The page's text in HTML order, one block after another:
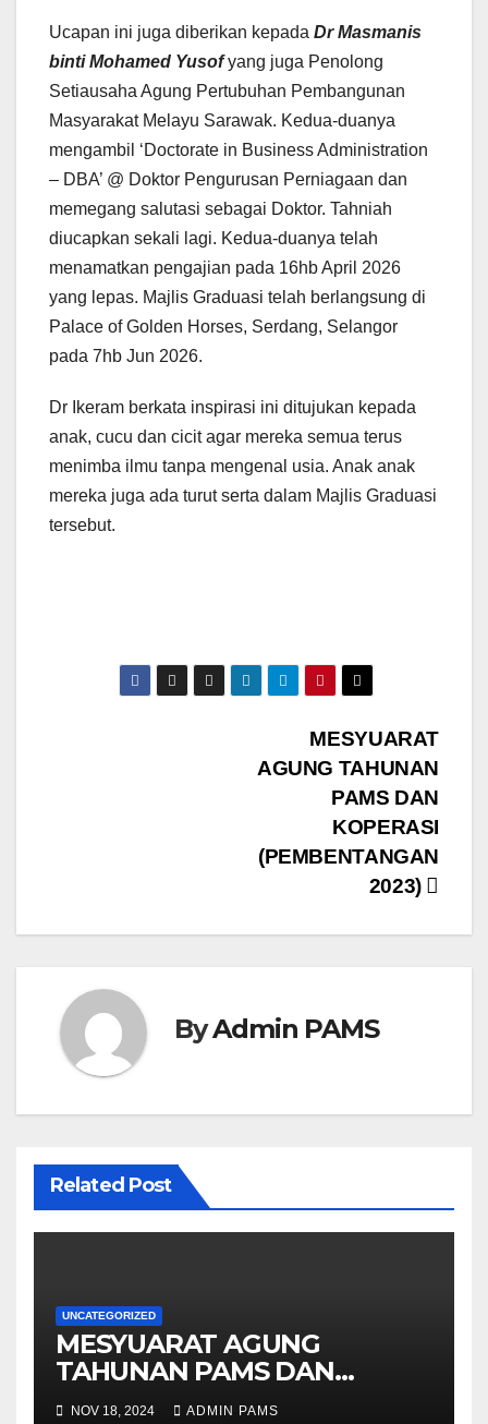
Ucapan ini juga diberikan kepada Dr Masmanis
binti Mohamed Yusof yang juga Penolong
Setiausaha Agung Pertubuhan Pembangunan
Masyarakat Melayu Sarawak. Kedua-duanya
mengambil ‘Doctorate in Business Administration
– DBA’ @ Doktor Pengurusan Perniagaan dan
memegang salutasi sebagai Doktor. Tahniah
diucapkan sekali lagi. Kedua-duanya telah
menamatkan pengajian pada 16hb April 2026
yang lepas. Majlis Graduasi telah berlangsung di
Palace of Golden Horses, Serdang, Selangor
pada 7hb Jun 2026.
Dr Ikeram berkata inspirasi ini ditujukan kepada
anak, cucu dan cicit agar mereka semua terus
menimba ilmu tanpa mengenal usia. Anak anak
mereka juga ada turut serta dalam Majlis Graduasi
tersebut.
MESYUARAT
AGUNG TAHUNAN
PAMS DAN
KOPERASI
(PEMBENTANGAN
2023)
ByAdmin PAMS
Related Post
UNCATEGORIZED
MESYUARAT AGUNG
TAHUNAN PAMS DAN
KOPERASI (PEMBENTANGAN
NOV 18, 2024 ADMIN PAMS